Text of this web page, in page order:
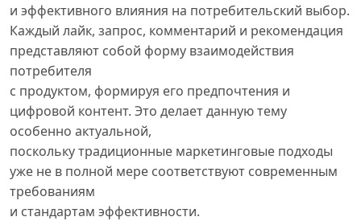
и эффективного влияния на потребительский выбор.
Каждый лайк, запрос, комментарий и рекомендация
представляют собой форму взаимодействия
потребителя
с продуктом, формируя его предпочтения и
цифровой контент. Это делает данную тему
особенно актуальной,
поскольку традиционные маркетинговые подходы
уже не в полной мере соответствуют современным
требованиям
и стандартам эффективности.